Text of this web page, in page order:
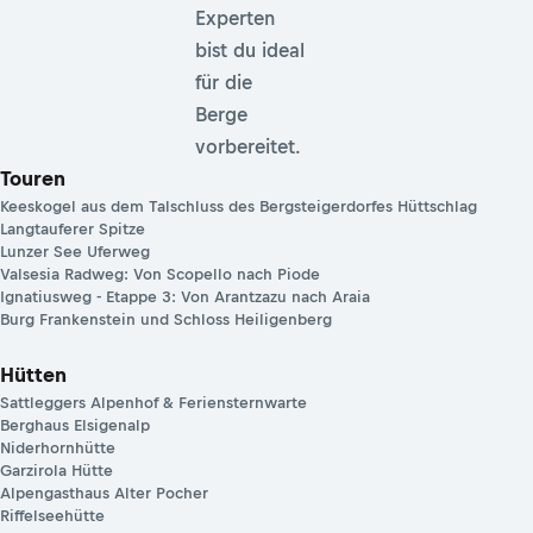
Experten
bist du ideal
für die
Berge
vorbereitet.
Touren
Keeskogel aus dem Talschluss des Bergsteigerdorfes Hüttschlag
Langtauferer Spitze
Lunzer See Uferweg
Valsesia Radweg: Von Scopello nach Piode
Ignatiusweg - Etappe 3: Von Arantzazu nach Araia
Burg Frankenstein und Schloss Heiligenberg
Hütten
Sattleggers Alpenhof & Feriensternwarte
Berghaus Elsigenalp
Niderhornhütte
Garzirola Hütte
Alpengasthaus Alter Pocher
Riffelseehütte